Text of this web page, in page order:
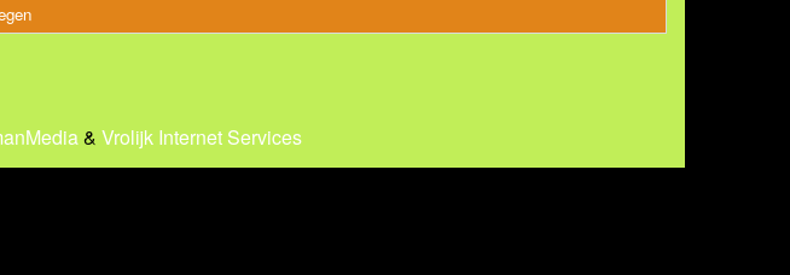
& Vrolijk Internet Services